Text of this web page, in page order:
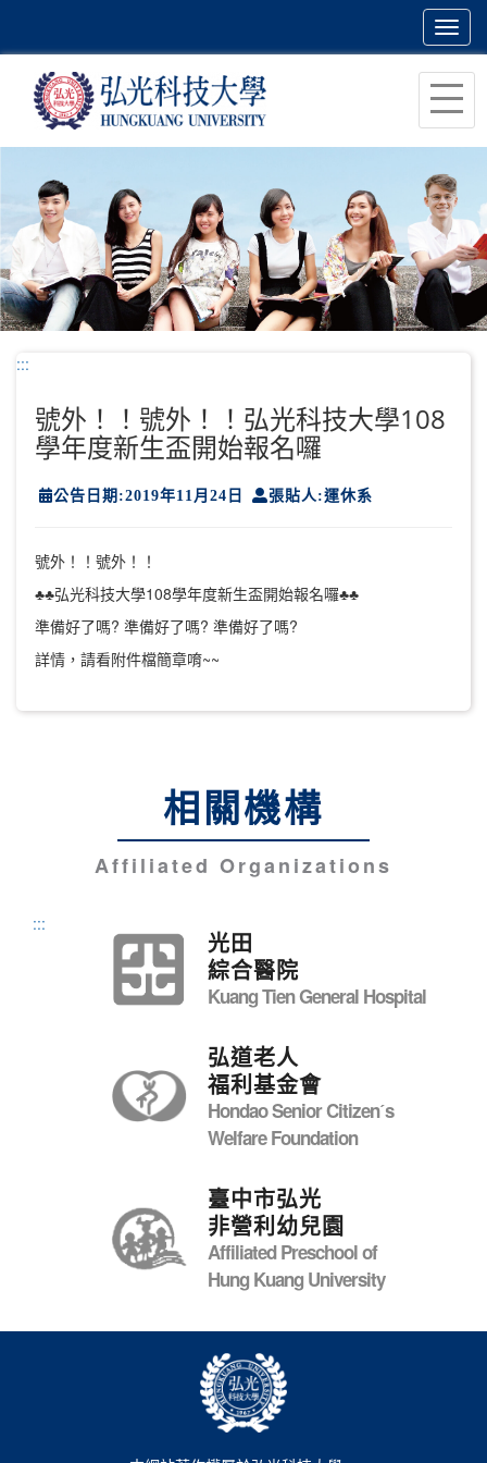
主
容
區
塊
:::
號外！！號外！！弘光科技大學108
學年度新生盃開始報名囉
公告日期:2019年11月24日 張貼人:運休系
號外！！號外！！
♣♣弘光科技大學108學年度新生盃開始報名囉♣♣
準備好了嗎? 準備好了嗎? 準備好了嗎?
詳情，請看附件檔簡章唷~~
相關機構
Affiliated Organizations
:::
光田
綜合醫院
Kuang Tien General Hospital
弘道老人
福利基金會
Hondao Senior Citizenˊs
Welfare Foundation
臺中市弘光
非營利幼兒園
Affiliated Preschool of
Hung Kuang University